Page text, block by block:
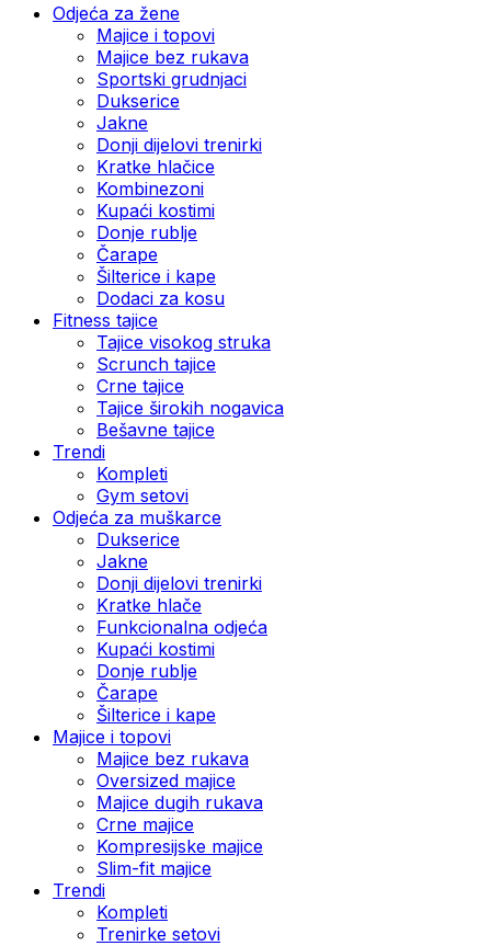
Odjeća za žene
Majice i topovi
Majice bez rukava
Sportski grudnjaci
Dukserice
Jakne
Donji dijelovi trenirki
Kratke hlačice
Kombinezoni
Kupaći kostimi
Donje rublje
Čarape
Šilterice i kape
Dodaci za kosu
Fitness tajice
Tajice visokog struka
Scrunch tajice
Crne tajice
Tajice širokih nogavica
Bešavne tajice
Trendi
Kompleti
Gym setovi
Odjeća za muškarce
Dukserice
Jakne
Donji dijelovi trenirki
Kratke hlače
Funkcionalna odjeća
Kupaći kostimi
Donje rublje
Čarape
Šilterice i kape
Majice i topovi
Majice bez rukava
Oversized majice
Majice dugih rukava
Crne majice
Kompresijske majice
Slim-fit majice
Trendi
Kompleti
Trenirke setovi